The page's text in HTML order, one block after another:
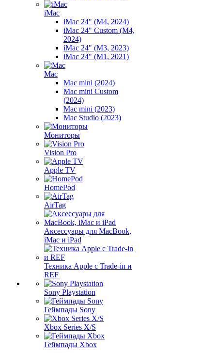
iMac
iMac 24" (M4, 2024)
iMac 24" Custom (M4,
2024)
iMac 24" (M3, 2023)
iMac 24" (M1, 2021)
Mac
Mac mini (2024)
Mac mini Custom
(2024)
Mac mini (2023)
Mac Studio (2023)
Мониторы
Vision Pro
Apple TV
HomePod
AirTag
Аксессуары для MacBook,
iMac и iPad
Техника Apple с Trade-in и
REF
Sony Playstation
Геймпады Sony
Xbox Series X/S
Геймпады Xbox